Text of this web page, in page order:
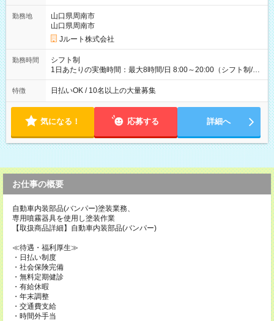
ど！ ・主要都市エリア 月収55万円／週5日稼働 月収65万~112
万円／週6日稼働 ・地方郊外エリア 月収40万円／週5日稼働 月
収40万円~50万円／週6日稼働 ＜モデルイメージ＞ ■月収50万
円 (27歳男性/江東区在住)※元建築関係 1日150個配達×25日勤務
(日休み) ■月収80万円(43歳男性/墨田区在住)※元営業 1日200個
勤務地
山口県周南市
山口県周南市
Jルート株式会社
勤務時間
シフト制
1日あたりの実働時間：最大8時間/日 8:00～20:00（シフト制/実
働8時間） ※週5日勤務（場所次第では週4も有り） ※配達状況
によって時間外での勤務可能性有り ※案件により多少の前後あ
特徴 日払いOK / 10名以上の大量募集
気になる！ 応募する 詳細へ
お仕事の概要
自動車内装部品(バンパー)塗装業務、
専用噴霧器具を使用し塗装作業
【取扱商品詳細】自動車内装部品(バンパー)
≪待遇・福利厚生≫
・日払い制度
・社会保険完備
・無料定期健診
・有給休暇
・年末調整
・交通費支給
・時間外手当